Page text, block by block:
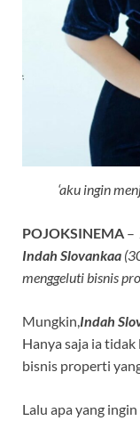
‘aku ingin
POJOKSINEMA –
Indah Slovankaa
menggeluti bisnis
Mungkin,Indah
Hanya saja ia
bisnis properti
Lalu apa yang